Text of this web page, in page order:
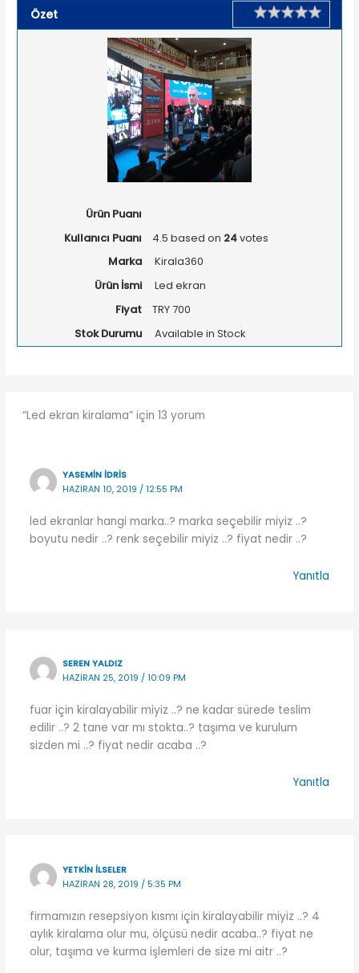
Özet Rating
Ürün Puanı
Kullanıcı Puanı
4.5 based on 24votes
Marka
Kirala360
Ürün İsmi
Led ekran
Fiyat
TRY700
Stok Durumu
Available in Stock
“Led ekran kiralama” için 13 yorum
YASEMIN IDRIS
HAZIRAN 10, 2019 / 12:55 PM
led ekranlar hangi marka..? marka seçebilir miyiz ..?
boyutu nedir ..? renk seçebilir miyiz ..? fiyat nedir ..?
Yanıtla
SEREN YALDIZ
HAZIRAN 25, 2019 / 10:09 PM
fuar için kiralayabilir miyiz ..? ne kadar sürede teslim
edilir ..? 2 tane var mı stokta..? taşıma ve kurulum
sizden mi ..? fiyat nedir acaba ..?
Yanıtla
YETKIN ILSELER
HAZIRAN 28, 2019 / 5:35 PM
firmamızın resepsiyon kısmı için kiralayabilir miyiz ..? 4
aylık kiralama olur mu, ölçüsü nedir acaba..? fiyat ne
olur, taşıma ve kurma işlemleri de size mi aitr ..?